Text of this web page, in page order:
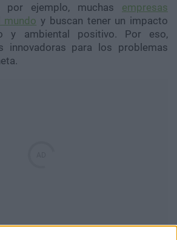
por ejemplo, muchas empresas
mundo y buscan tener un impacto
y ambiental positivo. Por eso,
innovadoras para los problemas